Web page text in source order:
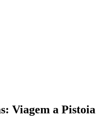
Viagem a Pistoia